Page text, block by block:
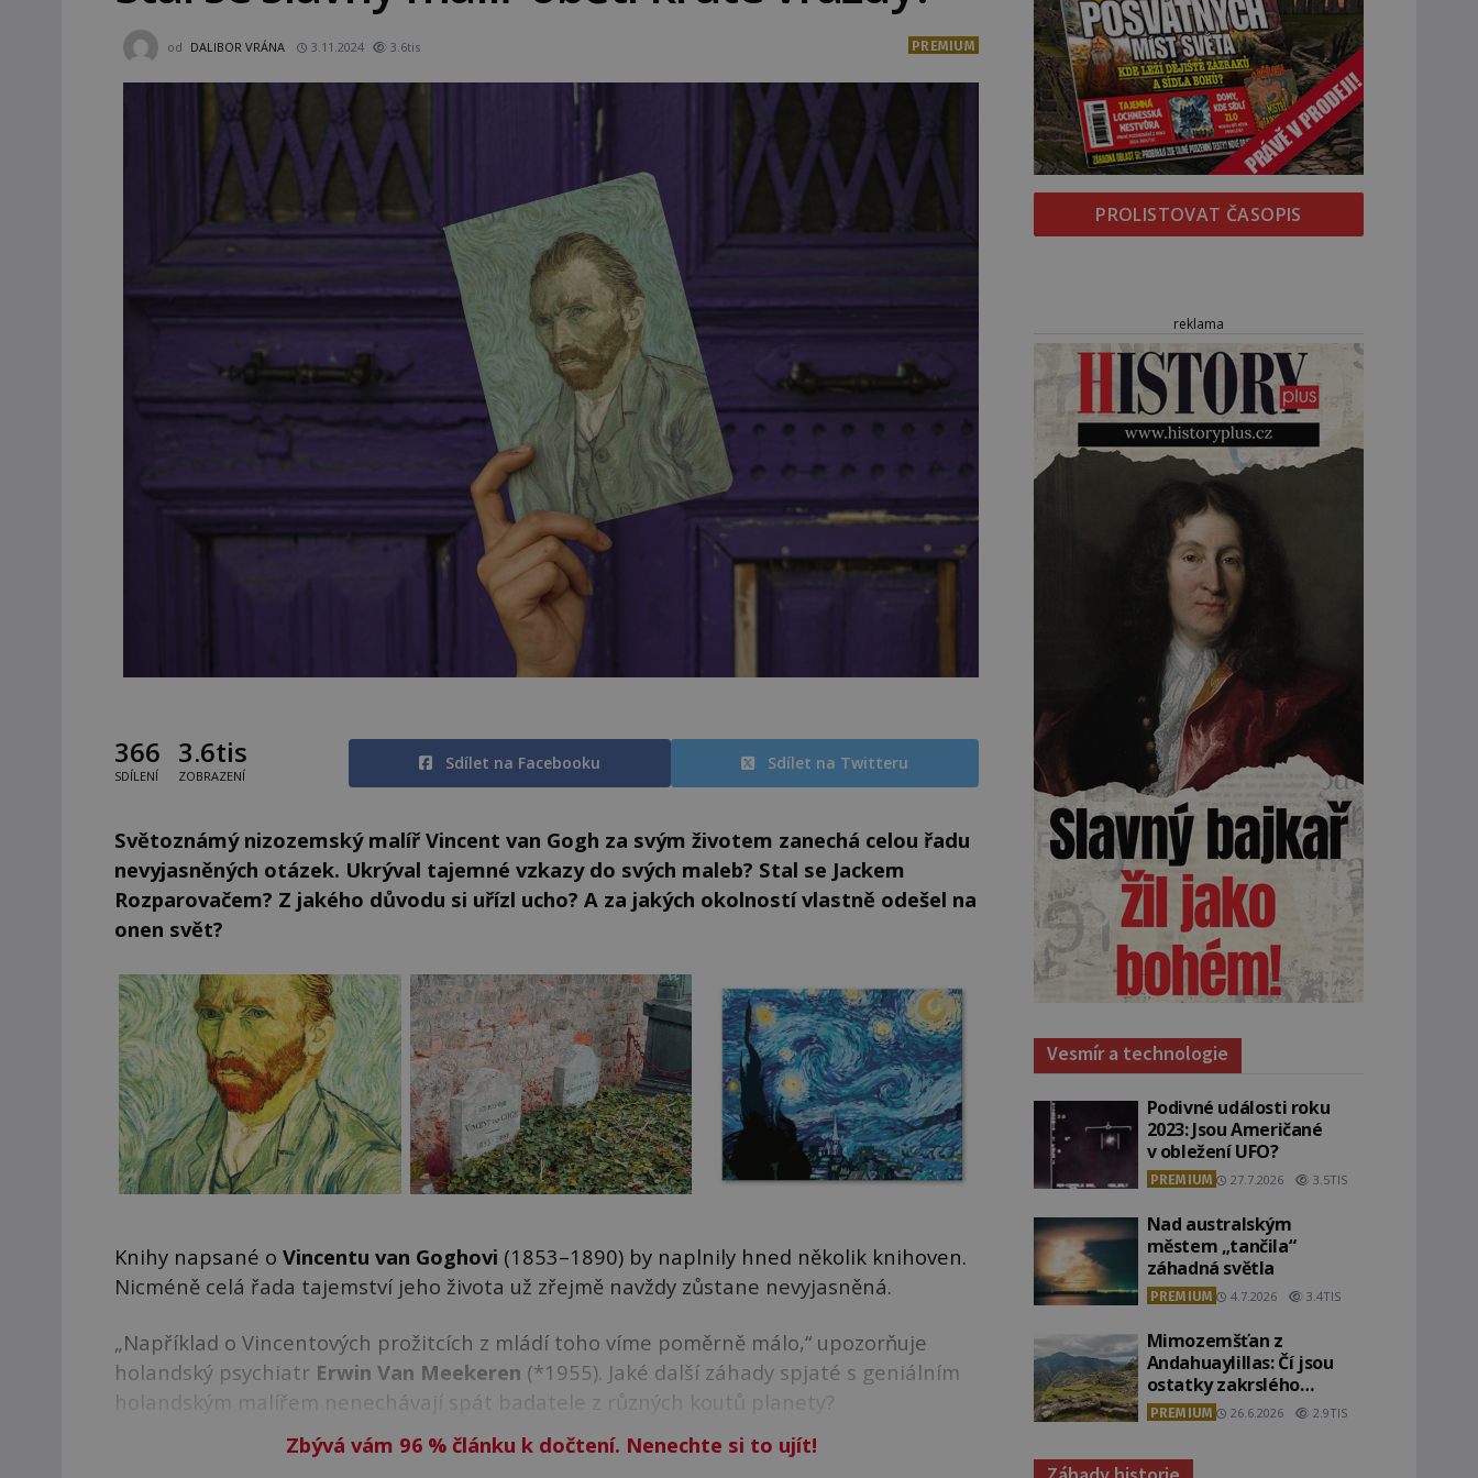
od DALIBOR VRÁNA 3.11.2024 3.6tis PREMIUM
366
SDÍLENÍ
3.6tis
ZOBRAZENÍ
Sdílet na Facebooku Sdílet na Twitteru
Světoznámý nizozemský malíř Vincent van Gogh za svým životem zanechá celou řadu
nevyjasněných otázek. Ukrýval tajemné vzkazy do svých maleb? Stal se Jackem
Rozparovačem? Z jakého důvodu si uřízl ucho? A za jakých okolností vlastně odešel na
onen svět?
Knihy napsané o Vincentu van Goghovi (1853–1890) by naplnily hned několik knihoven.
Nicméně celá řada tajemství jeho života už zřejmě navždy zůstane nevyjasněná.
„Například o Vincentových prožitcích z mládí toho víme poměrně málo,“ upozorňuje
holandský psychiatr Erwin Van Meekeren (*1955). Jaké další záhady spjaté s geniálním
holandským malířem nenechávají spát badatele z různých koutů planety?
Zbývá vám 96 %článku k dočtení. Nenechte si to ujít!
PROLISTOVAT ČASOPIS
reklama
Vesmír a technologie
Podivné události roku
2023: Jsou Američané
v obležení UFO?
PREMIUM 27.7.2026 3.5TIS
Nad australským
městem „tančila“
záhadná světla
PREMIUM 4.7.2026 3.4TIS
Mimozemšťan z
Andahuaylillas: Čí jsou
ostatky zakrslého
stvoření s ohromnou
lebkou?
PREMIUM 26.6.2026 2.9TIS